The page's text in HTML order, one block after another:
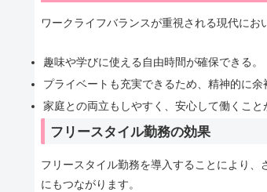
ワークライフバランスが重視される現代にお
趣味や学びに使える自由時間が確保できる。
プライベートも充実できるため、精神的に余
家庭との両立もしやすく、安心して働くこと
フリースタイル勤務の効果
フリースタイル勤務を導入することにより
にもつながります。